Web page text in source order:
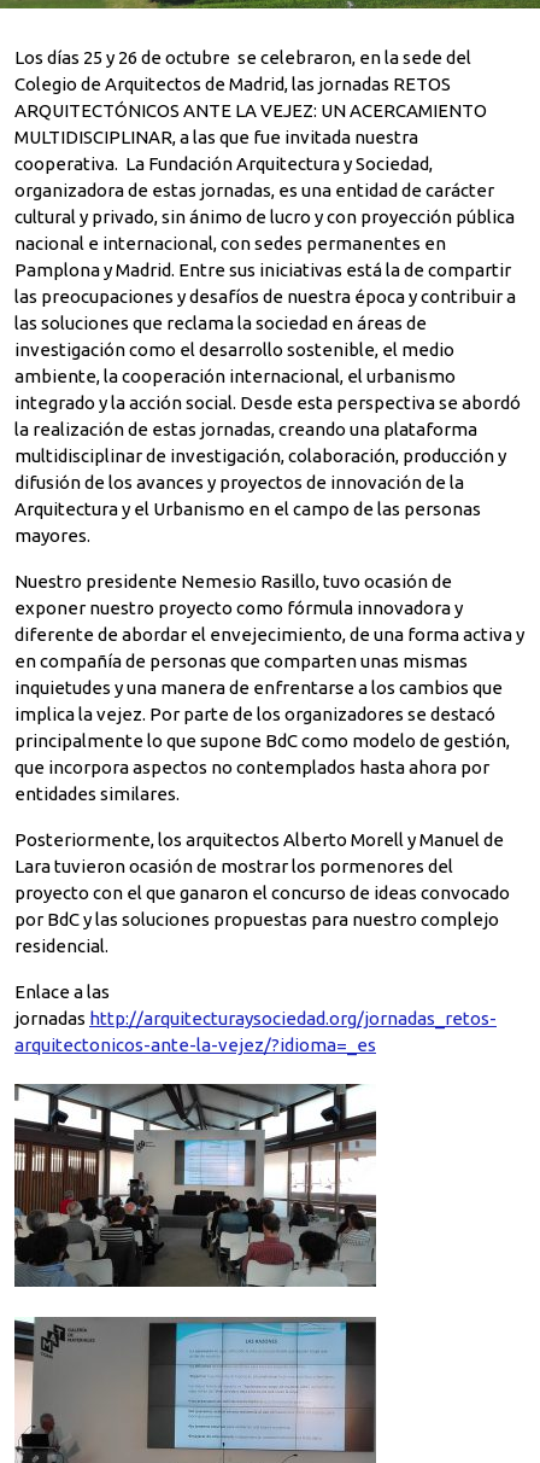
Los días 25 y 26 de octubre se celebraron, en la sede del
Colegio de Arquitectos de Madrid, las jornadas RETOS
ARQUITECTÓNICOS ANTE LA VEJEZ: UN ACERCAMIENTO
MULTIDISCIPLINAR, a las que fue invitada nuestra
cooperativa. La Fundación Arquitectura y Sociedad,
organizadora de estas jornadas, es una entidad de carácter
cultural y privado, sin ánimo de lucro y con proyección pública
nacional e internacional, con sedes permanentes en
Pamplona y Madrid. Entre sus iniciativas está la de compartir
las preocupaciones y desafíos de nuestra época y contribuir a
las soluciones que reclama la sociedad en áreas de
investigación como el desarrollo sostenible, el medio
ambiente, la cooperación internacional, el urbanismo
integrado y la acción social. Desde esta perspectiva se abordó
la realización de estas jornadas, creando una plataforma
multidisciplinar de investigación, colaboración, producción y
difusión de los avances y proyectos de innovación de la
Arquitectura y el Urbanismo en el campo de las personas
mayores.
Nuestro presidente Nemesio Rasillo, tuvo ocasión de
exponer nuestro proyecto como fórmula innovadora y
diferente de abordar el envejecimiento, de una forma activa y
en compañía de personas que comparten unas mismas
inquietudes y una manera de enfrentarse a los cambios que
implica la vejez. Por parte de los organizadores se destacó
principalmente lo que supone BdC como modelo de gestión,
que incorpora aspectos no contemplados hasta ahora por
entidades similares.
Posteriormente, los arquitectos Alberto Morell y Manuel de
Lara tuvieron ocasión de mostrar los pormenores del
proyecto con el que ganaron el concurso de ideas convocado
por BdC y las soluciones propuestas para nuestro complejo
residencial.
Enlace a las
jornadas http://arquitecturaysociedad.org/jornadas_retos-
arquitectonicos-ante-la-vejez/?idioma=_es